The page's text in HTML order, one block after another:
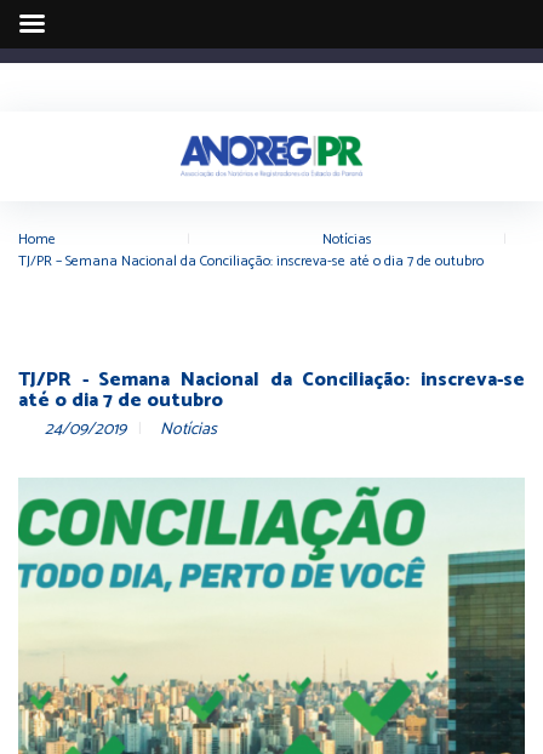
Home Notícias
TJ/PR – Semana Nacional da Conciliação: inscreva-se até o dia 7 de outubro
TJ/PR - Semana Nacional da Conciliação: inscreva-se
até o dia 7 de outubro
24/09/2019 Notícias